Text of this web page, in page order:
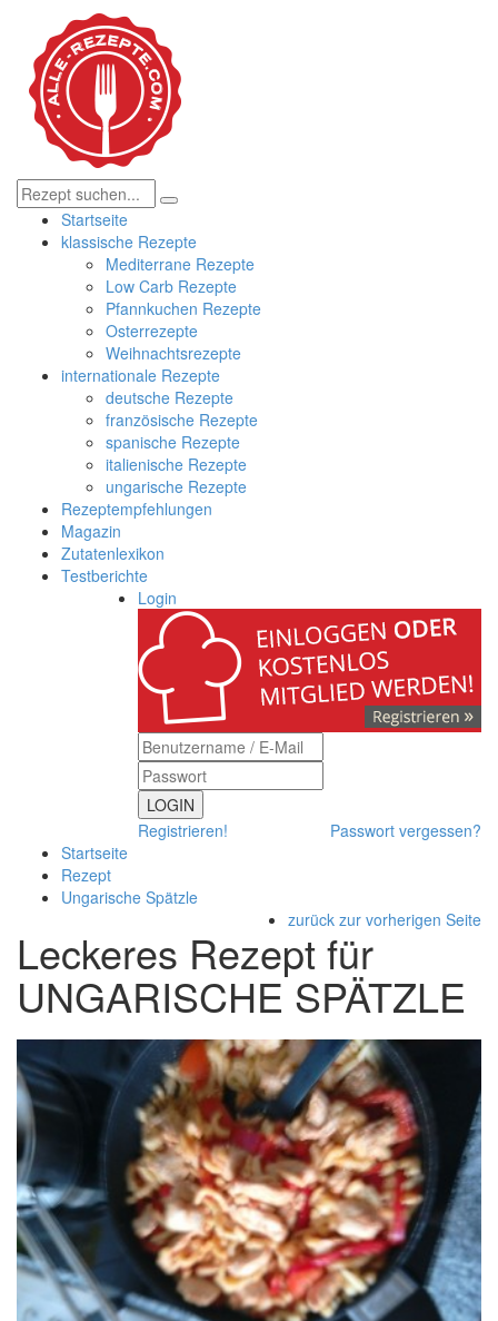
Startseite
klassische Rezepte
Mediterrane Rezepte
Low Carb Rezepte
Pfannkuchen Rezepte
Osterrezepte
Weihnachtsrezepte
internationale Rezepte
deutsche Rezepte
französische Rezepte
spanische Rezepte
italienische Rezepte
ungarische Rezepte
Rezeptempfehlungen
Magazin
Zutatenlexikon
Testberichte
Login
LOGIN
Registrieren!
Passwort vergessen?
Startseite
Rezept
Ungarische Spätzle
zurück zur vorherigen Seite
Leckeres Rezept für
UNGARISCHE SPÄTZLE